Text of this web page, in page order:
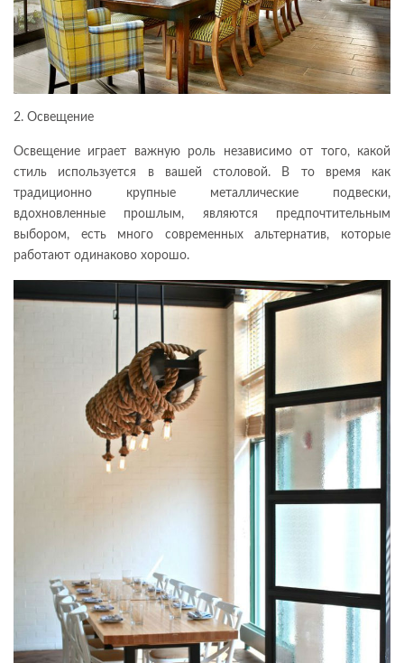
2. Освещение
Освещение играет важную роль независимо от того, какой
стиль используется в вашей столовой. В то время как
традиционно крупные металлические подвески,
вдохновленные прошлым, являются предпочтительным
выбором, есть много современных альтернатив, которые
работают одинаково хорошо.